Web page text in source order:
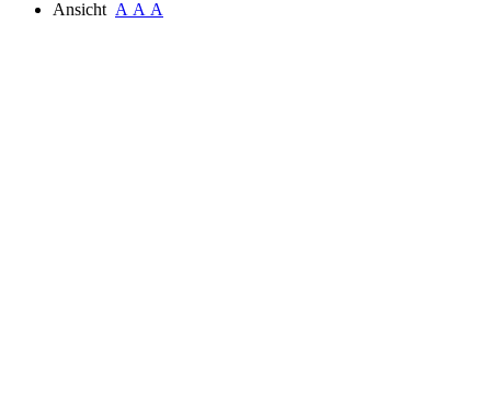
Ansicht A A A